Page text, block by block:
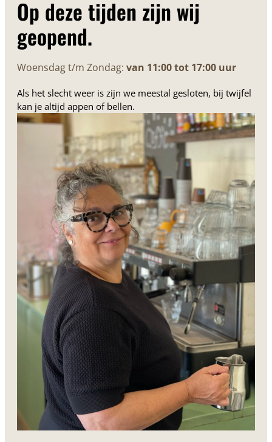
Op deze tijden zijn wij
geopend.
Woensdag t/m Zondag: van 11:00 tot 17:00 uur
Als het slecht weer is zijn we meestal gesloten, bij twijfel
kan je altijd appen of bellen.